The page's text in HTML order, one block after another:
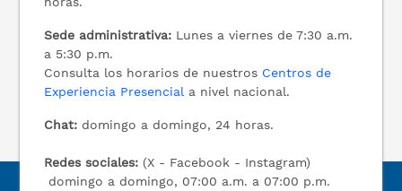
Sede administrativa: Lunes a viernes de 7:30 a.m.
a 5:30 p.m.
Consulta los horarios de nuestros Centros de
Experiencia Presencial a nivel nacional.
Chat: domingo a domingo, 24 horas.
Redes sociales: (X - Facebook - Instagram)
domingo a domingo, 07:00 a.m. a 07:00 p.m.